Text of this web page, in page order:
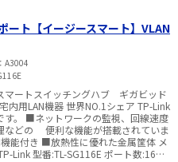
ート【イージースマート】VLAN
A3004
マートスイッチングハブ ギガビッド
内用LAN機器 世界NO.1シェア TP-Link
、回線速度
などの 便利な機能が搭載されていま
能付き ■放熱性に優れた金属筐体 メ
型番:TL-SG116E ポート数:16ポ